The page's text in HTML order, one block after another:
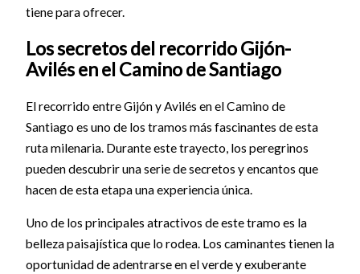
tiene para ofrecer.
Los secretos del recorrido Gijón-
Avilés en el Camino de Santiago
El recorrido entre Gijón y Avilés en el Camino de
Santiago es uno de los tramos más fascinantes de esta
ruta milenaria. Durante este trayecto, los peregrinos
pueden descubrir una serie de secretos y encantos que
hacen de esta etapa una experiencia única.
Uno de los principales atractivos de este tramo es la
belleza paisajística que lo rodea. Los caminantes tienen la
oportunidad de adentrarse en el verde y exuberante